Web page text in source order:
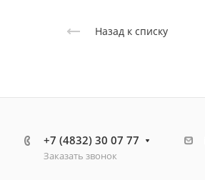
Назад к списку
+7 (4832) 30 07 77
Заказать звонок